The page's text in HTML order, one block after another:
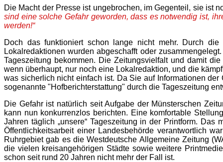
Die Macht der Presse ist ungebrochen, im Gegenteil, sie ist
sind eine solche Gefahr geworden, dass es notwendig ist,
werden!“
Doch das funktioniert schon lange nicht mehr. Durch
Lokalredaktionen wurden abgeschafft oder
Tageszeitung bekommen. Die Zeitungsvielfalt und damit
wenn überhaupt, nur noch eine Lokalredaktion, und die
was sicherlich nicht einfach ist. Da Sie auf Informationen
sogenannte "Hofberichterstattung" durch die Tageszeitung
Die Gefahr ist natürlich seit Aufgabe der Münsterschen
kann nun konkurrenzlos berichten. Eine komfortable
Jahren täglich „unsere“ Tageszeitung in der Printform.
Öffentlichkeitsarbeit einer Landesbehörde verantwortlich
Ruhrgebiet gab es die Westdeutsche Allgemeine Zeitung
die vielen kreisangehörigen Städte sowie weitere
schon seit rund 20 Jahren nicht mehr der Fall ist.